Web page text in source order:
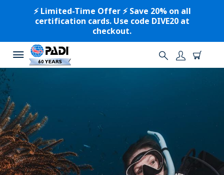
⚡️ Limited-Time Offer ⚡️ Save 20% on all
certification cards. Use code DIVE20 at
checkout.